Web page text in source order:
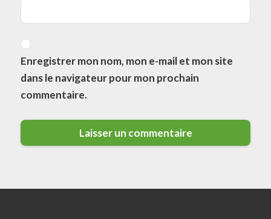
Enregistrer mon nom, mon e-mail et mon site
dans le navigateur pour mon prochain
commentaire.